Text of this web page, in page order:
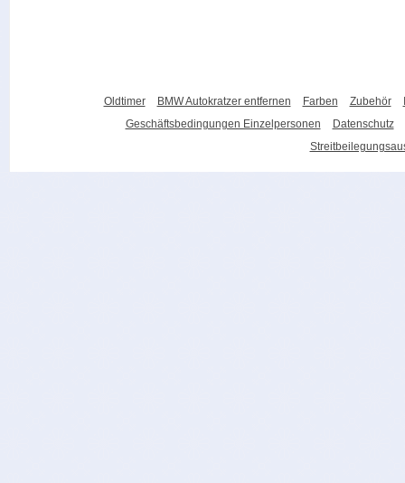
Oldtimer BMW Autokratzer entfernen Farben Zubehör
Geschäftsbedingungen Einzelpersonen
Datenschutz